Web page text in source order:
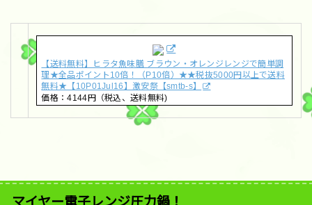
【送料無料】ヒラタ魚味膳 ブラウン・オレンジレンジで簡単調
理★全品ポイント10倍！（P10倍）★★税抜5000円以上で送料
無料★【10P01Jul16】激安祭【smtb-s】
価格：4144円（税込、送料無料)
マイヤー電子レンジ圧力鍋！